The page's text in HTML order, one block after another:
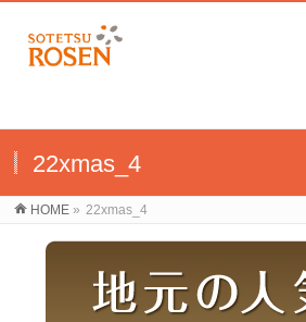
22xmas_4
HOME » 22xmas_4